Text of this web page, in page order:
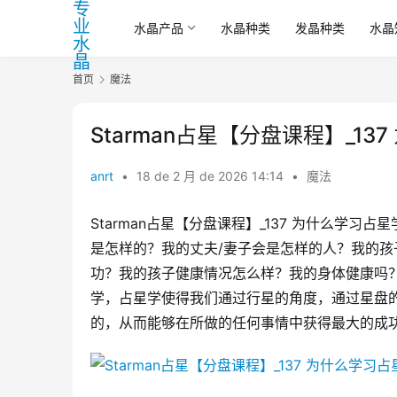
水晶产品 水晶种类 发晶种类 水
首页 魔法
Starman占星【分盘课程】
anrt • 18 de 2 月 de 2026 14:14 • 魔法
Starman占星【分盘课程】_137​ 为什么学习占
是怎样的？我的丈夫/妻子会是怎样的人？我的
功？我的孩子健康情况怎么样？我的身体健康吗
学，占星学使得我们通过行星的角度，通过星
的，从而能够在所做的任何事情中获得最大的成